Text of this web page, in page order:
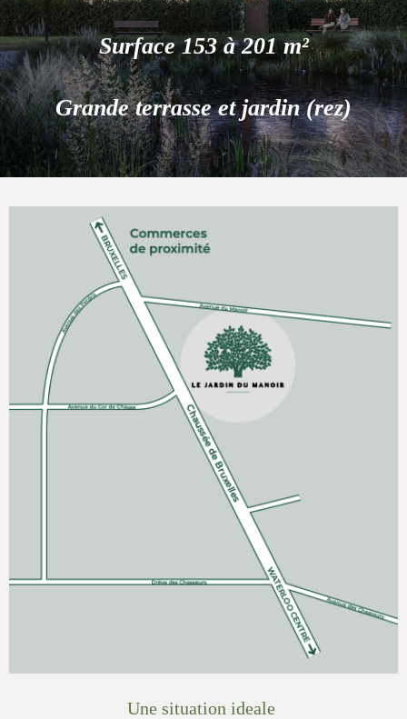
Surface 153 à 201 m²
Grande terrasse et jardin (rez)
Une situation ideale